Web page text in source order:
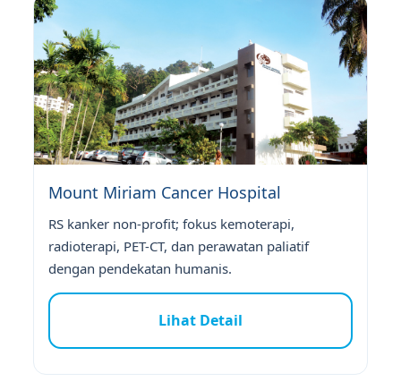
Mount Miriam Cancer Hospital
RS kanker non-profit; fokus kemoterapi,
radioterapi, PET-CT, dan perawatan paliatif
dengan pendekatan humanis.
Lihat Detail